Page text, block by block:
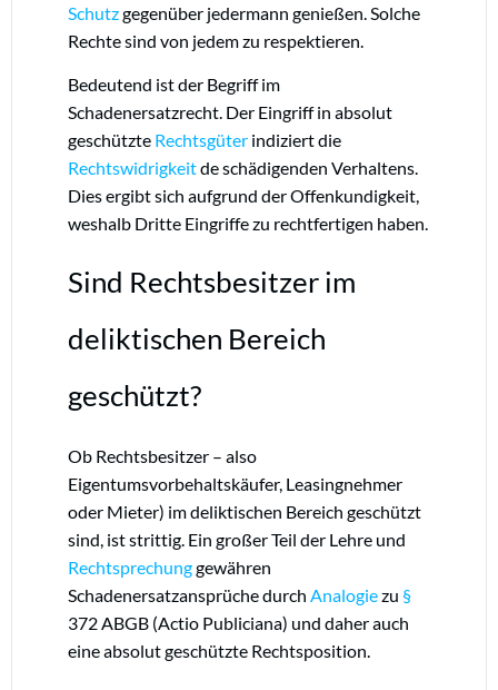
Schutzgegenüber jedermann genießen. Solche
Rechte sind von jedem zu respektieren.
Bedeutend ist der Begriff im
Schadenersatzrecht. Der Eingriff in absolut
geschützte Rechtsgüter indiziert die
Rechtswidrigkeitde schädigenden Verhaltens.
Dies ergibt sich aufgrund der Offenkundigkeit,
weshalb Dritte Eingriffe zu rechtfertigen haben.
Sind Rechtsbesitzer im
deliktischen Bereich
geschützt?
Ob Rechtsbesitzer – also
Eigentumsvorbehaltskäufer, Leasingnehmer
oder Mieter) im deliktischen Bereich geschützt
sind, ist strittig. Ein großer Teil der Lehre und
Rechtsprechunggewähren
Schadenersatzansprüche durch Analogiezu §
372 ABGB (Actio Publiciana) und daher auch
eine absolut geschützte Rechtsposition.